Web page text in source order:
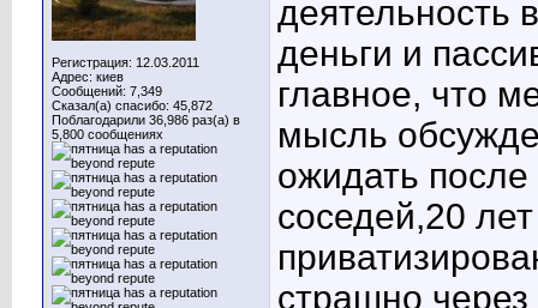
Регистрация: 12.03.2011
Адрес: киев
Сообщений: 7,349
Сказал(а) спасибо: 45,872
Поблагодарили 36,986 раз(а) в
5,800 сообщениях
деятельность
деньги и
главное, что
мысль
ожидать после
соседей,20
страшно через